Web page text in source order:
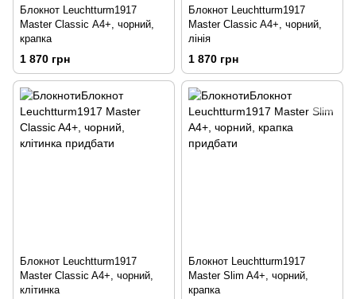
Блокнот Leuchtturm1917
Master Classic А4+, чорний,
крапка
1 870 грн
Блокнот Leuchtturm1917
Master Classic A4+, чорний,
лінія
1 870 грн
Блокнот Leuchtturm1917
Master Classic A4+, чорний,
клітинка
Блокнот Leuchtturm1917
Master Slim A4+, чорний,
крапка